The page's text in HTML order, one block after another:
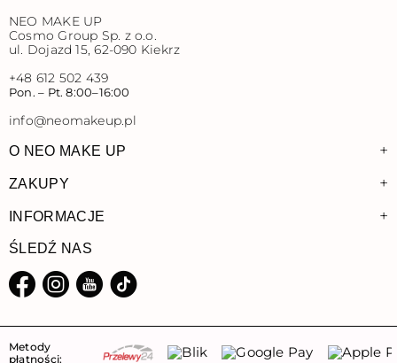
NEO MAKE UP
Cosmo Group Sp. z o.o.
ul. Dojazd 15, 62-090 Kiekrz
+48 612 502 439
Pon. – Pt. 8:00–16:00
info@neomakeup.pl
O NEO MAKE UP +
ZAKUPY +
INFORMACJE +
ŚLEDŹ NAS
Metody
płatności: